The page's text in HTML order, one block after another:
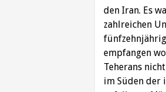
den Iran. Es
zahlreichen
empfangen
Teherans
im Süden der